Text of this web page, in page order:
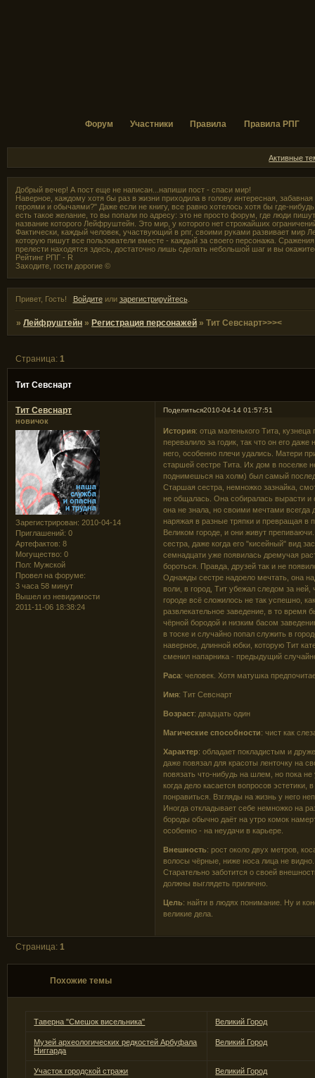
Форум Участники Правила Правила РПГ
Активные
Добрый вечер! А пост еще не написан...напиши пост - спаси мир!
Наверное, каждому хотя бы раз в жизни приходила в голову интересная,
героями и обычаями?" Даже если не книгу, все равно хотелось хотя бы где-
есть такое желание, то вы попали по адресу: это не просто форум, где люди
название которого Лейфруштейн. Это мир, у которого нет строжайших
Фактически, каждый человек, участвующий в рпг, своими руками развивает мир
которую пишут все пользователи вместе - каждый за своего персонажа.
прелести находятся здесь, достаточно лишь сделать небольшой шаг и вы
Рейтинг РПГ - R
Заходите, гости дорогие ©
Привет, Гость! Войдитеили зарегистрируйтесь.
»Лейфруштейн » Регистрация персонажей »Тит Севснарт>>><
Тит Севснарт
Страница:1
Поделиться2010-04-14 01:57:51
Тит Севснарт
новичок
Зарегистрирован: 2010-04-14
Приглашений: 0
Артефактов: 8
Могущество: 0
Пол: Мужской
Провел на форуме:
3 часа 58 минут
Вышел из невидимости
2011-11-06 18:38:24
История: отца маленького Тита,
перевалило за годик, так что он его
него, особенно плечи удались. Матери
старшей сестре Тита. Их дом в поселке
поднимешься на холм) был самый
Старшая сестра, немножко зазнайка,
не общалась. Она собиралась вырасти и
она не знала, но своими мечтами всегда
наряжая в разные тряпки и превращая в
Великом городе, и они живут
сестра, даже когда его "кисейный" вид
семнадцати уже появилась дремучая
бороться. Правда, друзей так и не
Однажды сестре надоело мечтать, она
воли, в город, Тит убежал следом за
городе всё сложилось не так успешно,
развлекательное заведение, в то время
чёрной бородой и низким басом
в тоске и случайно попал служить в
наверное, длинной юбки, которую Тит
сменил напарника - предыдущий
Раса: человек. Хотя матушка
Имя: Тит Севснарт
Возраст: двадцать один
Магические способности: чист как
Характер: обладает покладистым и
даже повязал для красоты ленточку на
повязать что-нибудь на шлем, но пока
когда дело касается вопросов
понравиться. Взгляды на жизнь у него
Иногда откладывает себе немножко на
бороды обычно даёт на утро комок
особенно - на неудачи в карьере.
Внешность: рост около двух метров,
волосы чёрные, ниже носа лица не
Старательно заботится о своей
должны выглядеть прилично.
Цель: найти в людях понимание. Ну и
великие дела.
Страница: 1
Похожие темы
Таверна "Смешок висельника" Великий Город
Музей археологических редкостей Арбуфала
Ниггарда
Великий Город
Участок городской стражи Великий Город